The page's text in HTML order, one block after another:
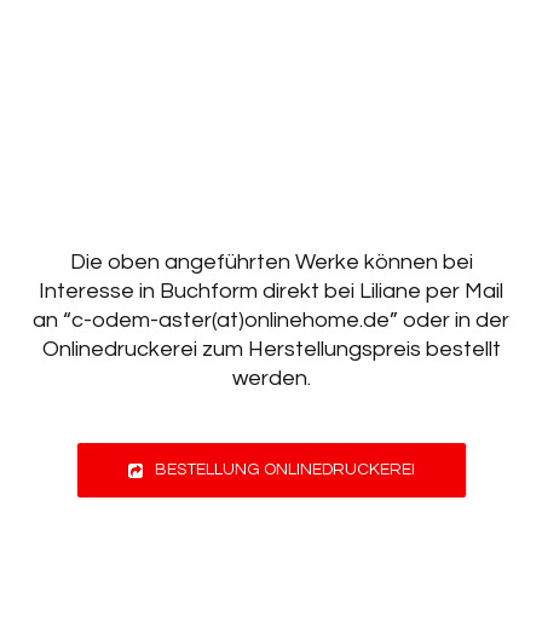
Die oben angeführten Werke können bei
Interesse in Buchform direkt bei Liliane per Mail
an “c-odem-aster(at)onlinehome.de” oder in der
Onlinedruckerei zum Herstellungspreis bestellt
werden.
BESTELLUNG ONLINEDRUCKEREI